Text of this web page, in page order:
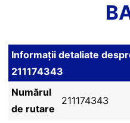
Informații detaliate
211174343
Numărul
de rutare
211174343